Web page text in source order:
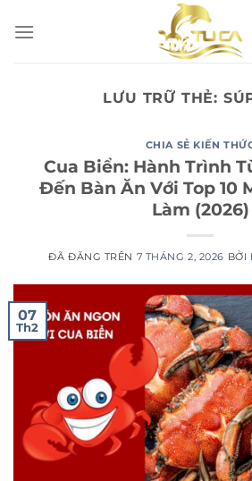
đến
LƯU TRỮ THẺ:
CHIA SẺ KIẾN
Cua Biển: Hành Trình
Đến Bàn Ăn Với Top 10
Làm (2026)
ĐÃ ĐĂNG TRÊN 7 THÁNG 2, 2026 BỞI
07
Th2